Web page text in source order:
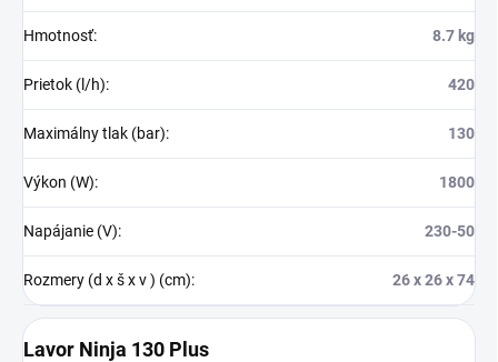
Hmotnosť: 8.7 kg
Prietok (l/h): 420
Maximálny tlak (bar): 130
Výkon (W): 1800
Napájanie (V): 230-50
Rozmery (d x š x v ) (cm): 26 x 26 x 74
Lavor Ninja 130 Plus